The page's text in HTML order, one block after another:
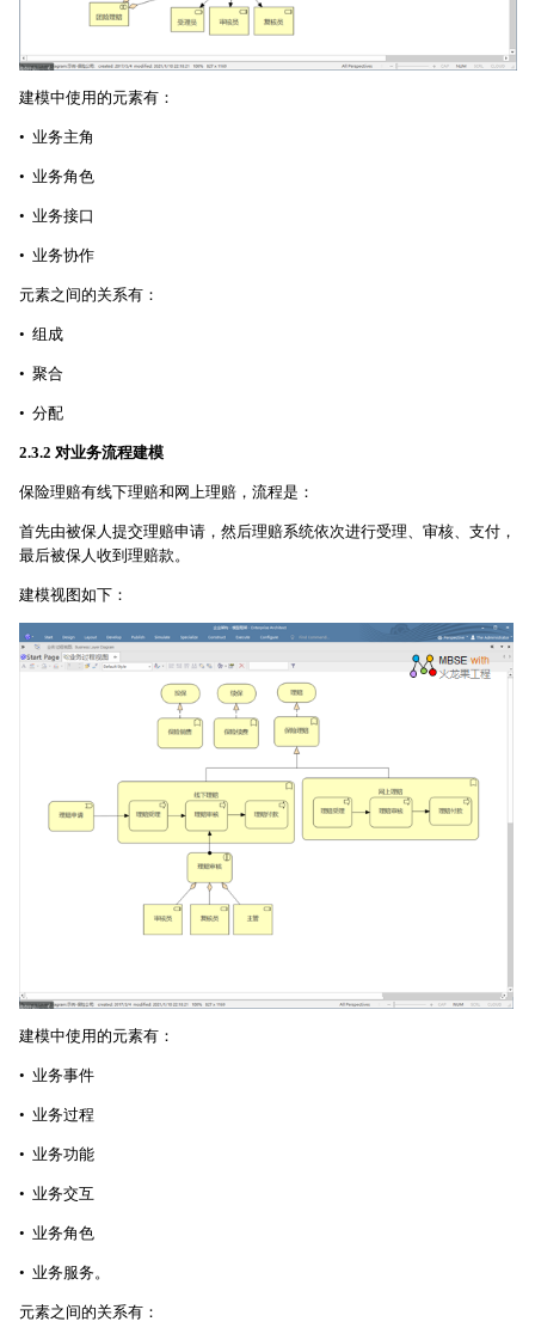
建模中使用的元素有：
• 业务主角
• 业务角色
• 业务接口
• 业务协作
元素之间的关系有：
• 组成
• 聚合
• 分配
2.3.2 对业务流程建模
保险理赔有线下理赔和网上理赔，流程是：
首先由被保人提交理赔申请，然后理赔系统依次进行受理、审核、支付，
最后被保人收到理赔款。
建模视图如下：
建模中使用的元素有：
• 业务事件
• 业务过程
• 业务功能
• 业务交互
• 业务角色
• 业务服务。
元素之间的关系有：